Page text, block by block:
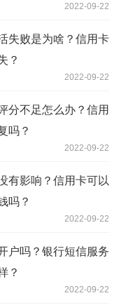
2022-09-22
失败是为啥？信用卡
？
2022-09-22
分不足怎么办？信用
吗？
2022-09-22
有影响？信用卡可以
吗？
2022-09-22
户吗？银行短信服务
？
2022-09-22